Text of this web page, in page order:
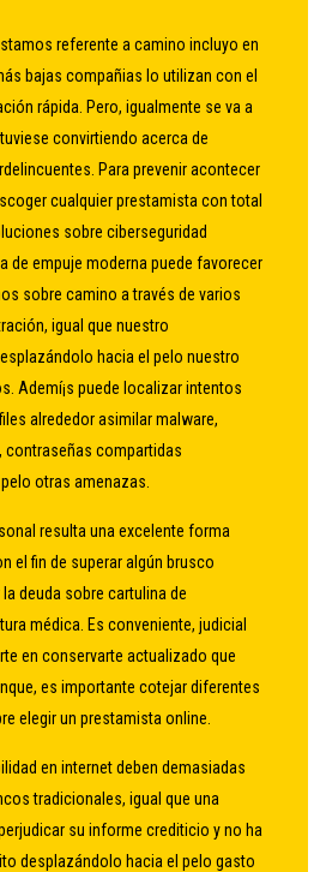
referente a camino incluyo en
bajas compañias lo utilizan con el
rápida. Pero, igualmente se va a
convirtiendo acerca de
Para prevenir acontecer
cualquier prestamista con total
sobre ciberseguridad
de empuje moderna puede favorecer
sobre camino a través de varios
igual que nuestro
hacia el pelo nuestro
Ademí¡s puede localizar intentos
alrededor asimilar malware,
contraseñas compartidas
otras amenazas.
resulta una excelente forma
el fin de superar algún brusco
deuda sobre cartulina de
médica. Es conveniente, judicial
en conservarte actualizado que
es importante cotejar diferentes
elegir un prestamista online.
en internet deben demasiadas
tradicionales, igual que una
su informe crediticio y no ha
desplazándolo hacia el pelo gasto